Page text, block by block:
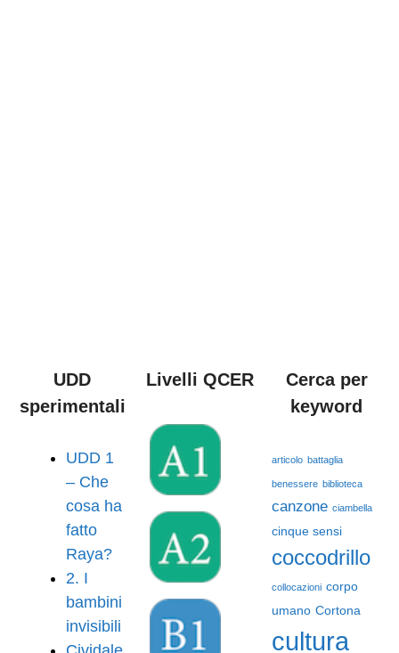
UDD
sperimentali
UDD 1
– Che
cosa ha
fatto
Raya?
2. I
bambini
invisibili
Livelli QCER
Cerca per
keyword
articolo battaglia
benessere biblioteca
canzone ciambella
cinque sensi
coccodrillo
collocazioni corpo
umano Cortona
cultura